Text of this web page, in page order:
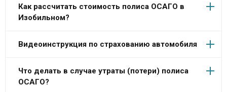
Как рассчитать стоимость полиса ОСАГО в
Изобильном?
Видеоинструкция по страхованию автомобиля
Что делать в случае утраты (потери) полиса
ОСАГО?